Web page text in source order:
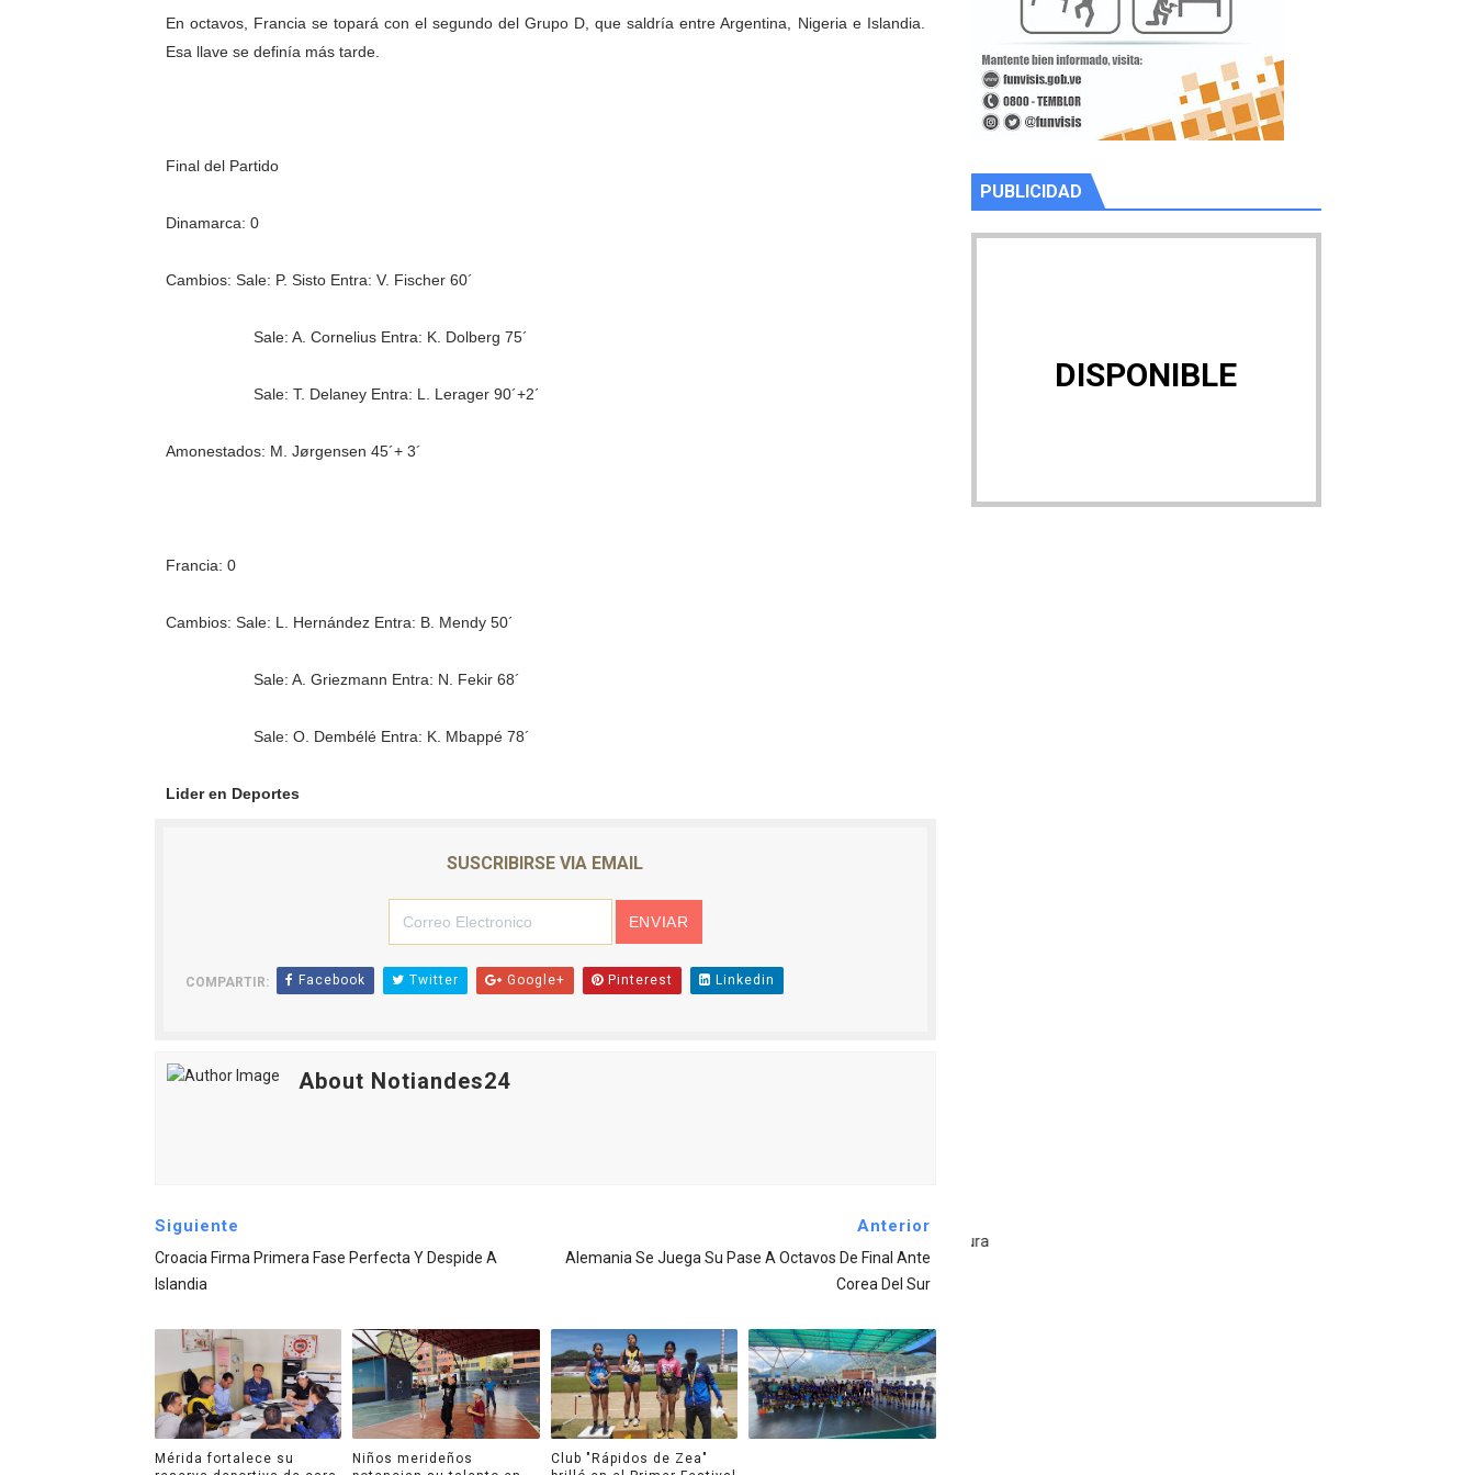
En octavos, Francia se topará con el segundo del Grupo D, que saldría entre Argentina, Nigeria e Islandia.
Esa llave se definía más tarde.
Final del Partido
Dinamarca: 0
Cambios: Sale: P. Sisto Entra: V. Fischer 60´
Sale: A. Cornelius Entra: K. Dolberg 75´
Sale: T. Delaney Entra: L. Lerager 90´+2´
Amonestados: M. Jørgensen 45´+ 3´
Francia: 0
Cambios: Sale: L. Hernández Entra: B. Mendy 50´
Sale: A. Griezmann Entra: N. Fekir 68´
Sale: O. Dembélé Entra: K. Mbappé 78´
Lider en Deportes
SUSCRIBIRSE VIA EMAIL
COMPARTIR: Facebook Twitter Google+ Pinterest Linkedin
About Notiandes24
Siguiente
Croacia Firma Primera Fase Perfecta Y Despide A
Islandia
Anterior
Alemania Se Juega Su Pase A Octavos De Final Ante
Corea Del Sur
Mérida fortalece su
Niños merideños
Club "Rápidos de Zea"
PUBLICIDAD
DISPONIBLE